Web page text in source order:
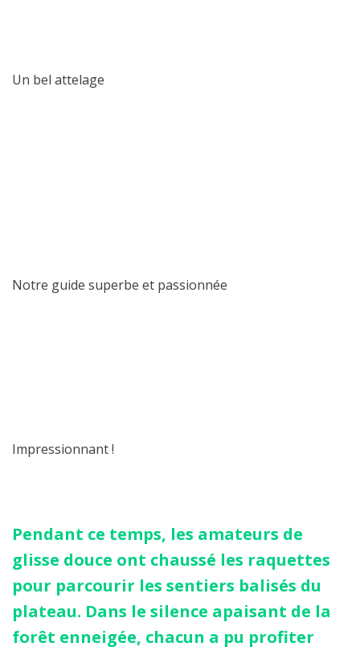
Un bel attelage
Notre guide superbe et passionnée
Impressionnant !
Pendant ce temps, les amateurs de
glisse douce ont chaussé les raquettes
pour parcourir les sentiers balisés du
plateau. Dans le silence apaisant de la
forêt enneigée, chacun a pu profiter